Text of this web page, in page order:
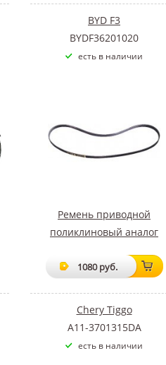
BYD F3
BYDF36201020
есть в наличии
Ремень приводной
поликлиновый аналог
1080 руб.
Chery Tiggo
A11-3701315DA
есть в наличии